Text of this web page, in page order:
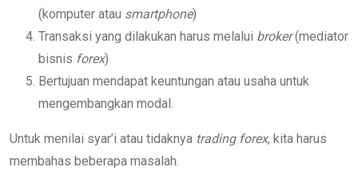
(komputer atau smartphone)
Transaksi yang dilakukan harus melalui broker(mediator
bisnis forex)
Bertujuan mendapat keuntungan atau usaha untuk
mengembangkan modal.
Untuk menilai syar’i atau tidaknya trading forex, kita harus
membahas beberapa masalah.